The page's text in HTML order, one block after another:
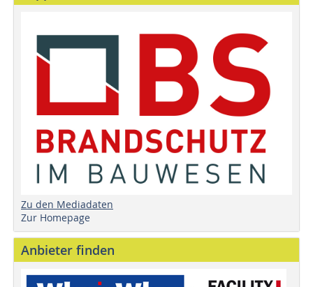
Zu den Mediadaten
Zur Homepage
Anbieter finden